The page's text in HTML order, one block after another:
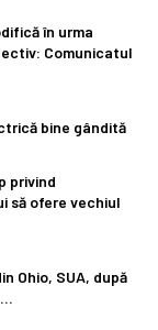
în urma
Comunicatul
bine gândită
privind
să ofere vechiul
Ohio, SUA, după